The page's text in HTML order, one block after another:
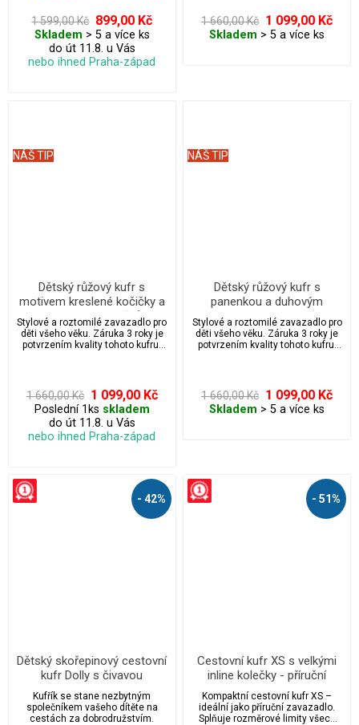
1 599,00 Kč 899,00 Kč
Skladem > 5 a více ks
do út 11.8. u Vás
nebo ihned Praha-západ
1 660,00 Kč 1 099,00 Kč
Skladem > 5 a více ks
NÁŠ TIP
Dětský růžový kufr s
motivem kreslené kočičky a
magických doplňků
Stylové a roztomilé zavazadlo pro
děti všeho věku. Záruka 3 roky je
potvrzením kvality tohoto kufru.
1 660,00 Kč 1 099,00 Kč
Poslední 1ks skladem
do út 11.8. u Vás
nebo ihned Praha-západ
NÁŠ TIP
Dětský růžový kufr s
panenkou a duhovým
motivem
Stylové a roztomilé zavazadlo pro
děti všeho věku. Záruka 3 roky je
potvrzením kvality tohoto kufru.
1 660,00 Kč 1 099,00 Kč
Skladem > 5 a více ks
- 42%
Dětský skořepinový cestovní
kufr Dolly s čivavou
Kufřík se stane nezbytným
společníkem vašeho dítěte na
cestách za dobrodružstvím.
- 51%
Cestovní kufr XS s velkými
inline kolečky - příruční
zavazadlo vhodné pro
Wizzair
Kompaktní cestovní kufr XS –
ideální jako příruční zavazadlo.
Splňuje rozměrové limity všech